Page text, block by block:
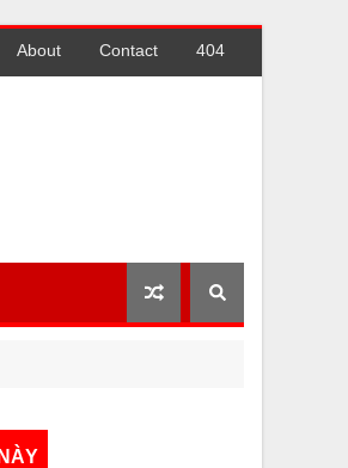
About Contact 404